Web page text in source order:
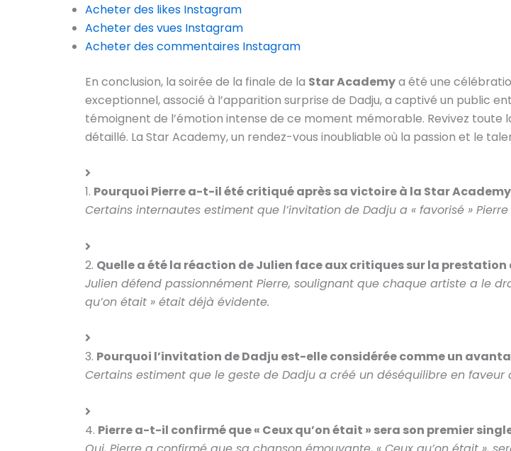
Acheter des likes Instagram
Acheter des vues Instagram
Acheter des commentaires Instagram
En conclusion, la soirée de la finale de la Star Academya été une
exceptionnel, associé à l’apparition surprise de Dadju, a captivé un public
témoignent de l’émotion intense de ce moment mémorable. Revivez
détaillé. La Star Academy, un rendez-vous inoubliable où la passion et le
1. Pourquoi Pierre a-t-il été critiqué après sa victoire à la Star Academy
Certains internautes estiment que l’invitation de Dadju a « favorisé »
2. Quelle a été la réaction de Julien face aux critiques sur la prestation
Julien défend passionnément Pierre, soulignant que chaque artiste a le
qu’on était » était déjà évidente.
3. Pourquoi l’invitation de Dadju est-elle considérée comme un
Certains estiment que le geste de Dadju a créé un déséquilibre en
4. Pierre a-t-il confirmé que « Ceux qu’on était » sera son premier